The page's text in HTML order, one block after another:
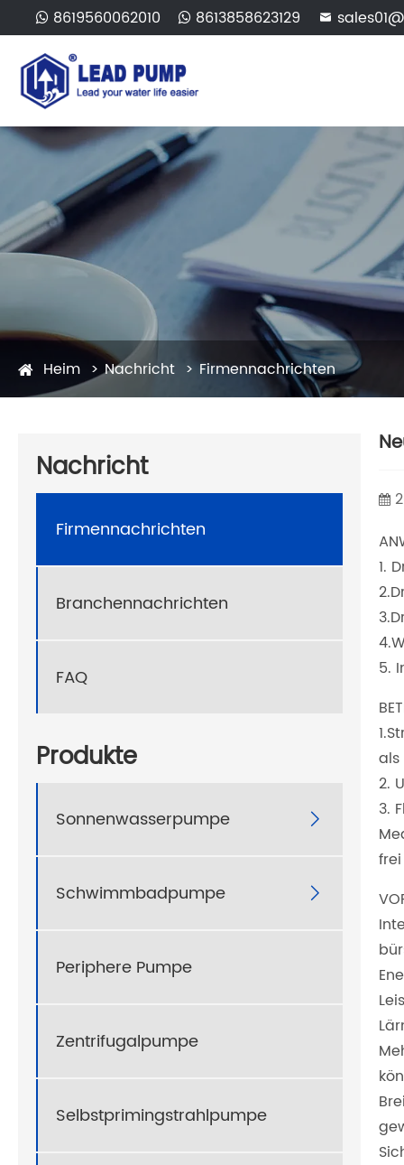
8619560062010 8613858623129 
Heim Nachricht Firmennachrichten
Nachricht
Firmennachrichten
Branchennachrichten
FAQ
Produkte
Sonnenwasserpumpe 
Schwimmbadpumpe 
Periphere Pumpe
Zentrifugalpumpe
Selbstprimingstrahlpumpe
1.
5.
2.
3.